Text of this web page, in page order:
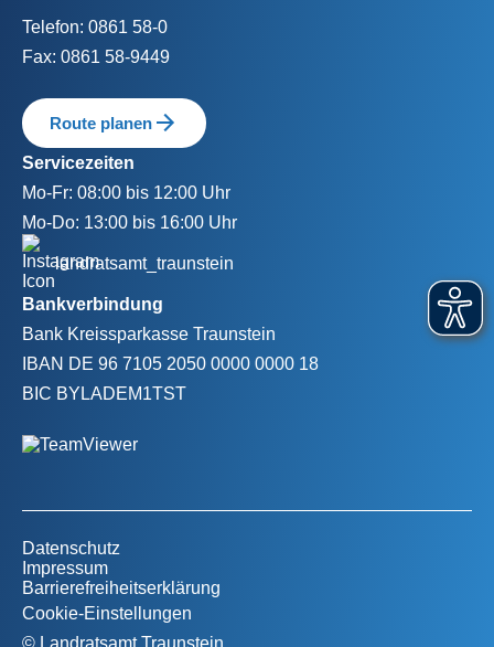
Telefon: 0861 58-0
Fax: 0861 58-9449
Route planen
Servicezeiten
Mo-Fr: 08:00 bis 12:00 Uhr
Mo-Do: 13:00 bis 16:00 Uhr
landratsamt_traunstein
Bankverbindung
Bank Kreissparkasse Traunstein
IBAN DE 96 7105 2050 0000 0000 18
BIC BYLADEM1TST
© Landratsamt Traunstein
Datenschutz
Impressum
Barrierefreiheitserklärung
Cookie-Einstellungen